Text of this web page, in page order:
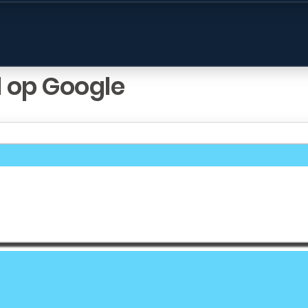
consoles laptops en desktops
Google
modellen verbeter je de
zo uniek mogelijk is. Meer